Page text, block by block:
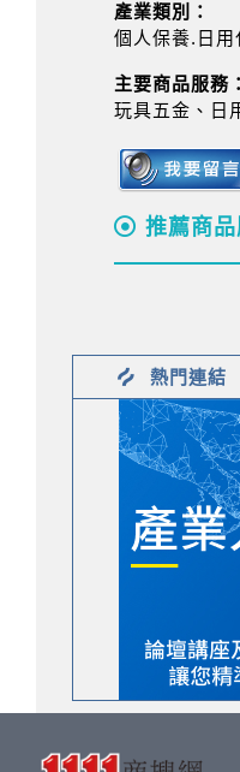
產業類別：
個人保養.日
主要商品服務：
玩具五金、日
推薦商
熱門連結